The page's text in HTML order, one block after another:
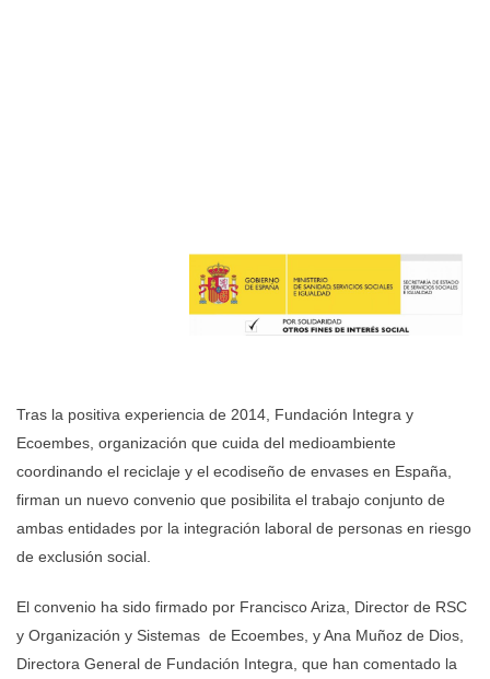
Tras la positiva experiencia de 2014, Fundación Integra y
Ecoembes, organización que cuida del medioambiente
coordinando el reciclaje y el ecodiseño de envases en España,
firman un nuevo convenio que posibilita el trabajo conjunto de
ambas entidades por la integración laboral de personas en riesgo
de exclusión social.
El convenio ha sido firmado por Francisco Ariza, Director de RSC
y Organización y Sistemas de Ecoembes, y Ana Muñoz de Dios,
Directora General de Fundación Integra, que han comentado la